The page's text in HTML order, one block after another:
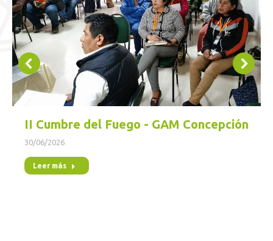
II Cumbre del Fuego - GAM Concepción
30/06/2026
Leer más